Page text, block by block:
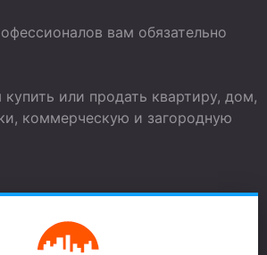
вам обязательно
или продать квартиру, дом,
коммерческую и загородную